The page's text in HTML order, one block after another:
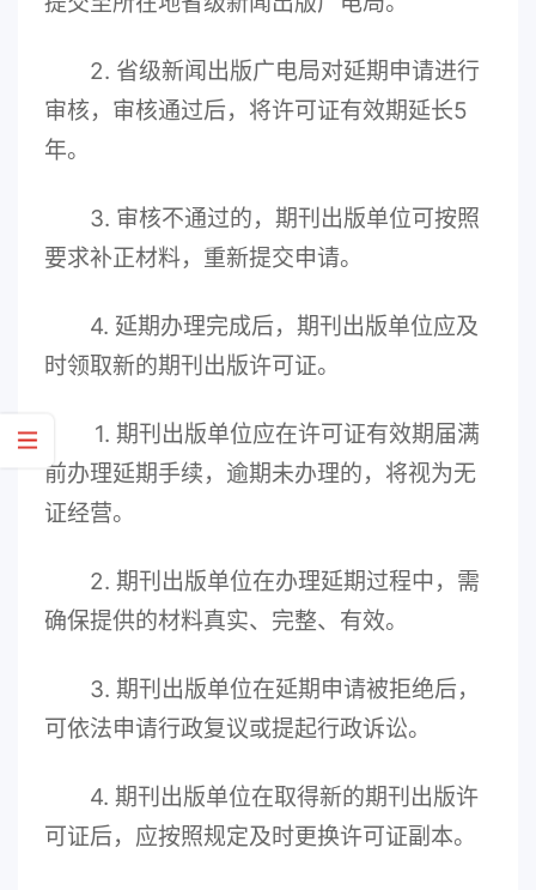
2. 省级新闻出版广电局对延期申请进行
审核，审核通过后，将许可证有效期延长5
年。
3. 审核不通过的，期刊出版单位可按照
要求补正材料，重新提交申请。
4. 延期办理完成后，期刊出版单位应及
时领取新的期刊出版许可证。
1. 期刊出版单位应在许可证有效期届满
前办理延期手续，逾期未办理的，将视为无
证经营。
2. 期刊出版单位在办理延期过程中，需
确保提供的材料真实、完整、有效。
3. 期刊出版单位在延期申请被拒绝后，
可依法申请行政复议或提起行政诉讼。
4. 期刊出版单位在取得新的期刊出版许
可证后，应按照规定及时更换许可证副本。